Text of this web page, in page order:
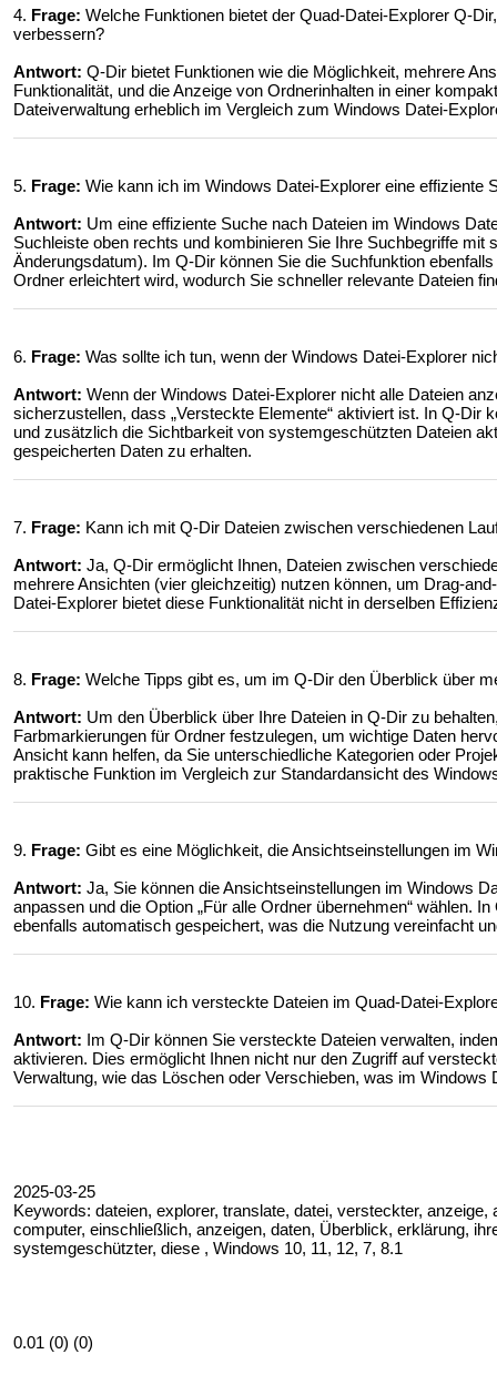
4. Frage: Welche Funktionen bietet der Quad-Datei-Explorer Q-
verbessern?
Antwort: Q-Dir bietet Funktionen wie die Möglichkeit, mehrere
Funktionalität, und die Anzeige von Ordnerinhalten in einer
Dateiverwaltung erheblich im Vergleich zum Windows Datei-
5. Frage: Wie kann ich im Windows Datei-Explorer eine effiziente
Antwort: Um eine effiziente Suche nach Dateien im Windows
Suchleiste oben rechts und kombinieren Sie Ihre Suchbegriffe mit
Änderungsdatum). Im Q-Dir können Sie die Suchfunktion
Ordner erleichtert wird, wodurch Sie schneller relevante Dateien
6. Frage: Was sollte ich tun, wenn der Windows Datei-Explorer
Antwort: Wenn der Windows Datei-Explorer nicht alle Dateien
sicherzustellen, dass „Versteckte Elemente“ aktiviert ist. In Q-Dir
und zusätzlich die Sichtbarkeit von systemgeschützten Dateien
gespeicherten Daten zu erhalten.
7. Frage: Kann ich mit Q-Dir Dateien zwischen verschiedenen
Antwort: Ja, Q-Dir ermöglicht Ihnen, Dateien zwischen
mehrere Ansichten (vier gleichzeitig) nutzen können, um Drag-
Datei-Explorer bietet diese Funktionalität nicht in derselben
8. Frage: Welche Tipps gibt es, um im Q-Dir den Überblick über
Antwort: Um den Überblick über Ihre Dateien in Q-Dir zu
Farbmarkierungen für Ordner festzulegen, um wichtige Daten
Ansicht kann helfen, da Sie unterschiedliche Kategorien oder
praktische Funktion im Vergleich zur Standardansicht des
9. Frage: Gibt es eine Möglichkeit, die Ansichtseinstellungen im
Antwort: Ja, Sie können die Ansichtseinstellungen im Windows
anpassen und die Option „Für alle Ordner übernehmen“ wählen.
ebenfalls automatisch gespeichert, was die Nutzung vereinfacht
10. Frage: Wie kann ich versteckte Dateien im Quad-Datei-
Antwort: Im Q-Dir können Sie versteckte Dateien verwalten,
aktivieren. Dies ermöglicht Ihnen nicht nur den Zugriff auf
Verwaltung, wie das Löschen oder Verschieben, was im
2025-03-25
Keywords: dateien, explorer, translate, datei, versteckter,
computer, einschließlich, anzeigen, daten, Überblick, erklärung,
systemgeschützter, diese , Windows 10, 11, 12, 7, 8.1
0.01 (0) (0)